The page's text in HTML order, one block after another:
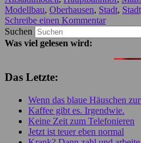
Modellbau, Oberhausen, Stadt,
Schreibe einen Kommentar
Suchen
Was viel gelesen wird:
Das Letzte:
Wenn das blaue Häuschen
Kaffee gibt es. Irgendwie.
Keine Zeit zum Telefonieren
Jetzt ist teuer eben normal